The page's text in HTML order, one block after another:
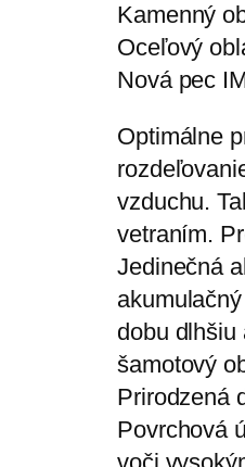
Kamenný
Oceľový
Nová pec
Optimálne
vzduchu.
vetraním.
Jedinečná
dobu
šamotový
Prirodzená
Povrchová